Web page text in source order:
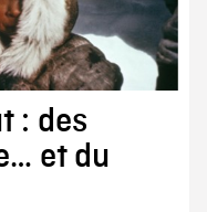
: des
et du